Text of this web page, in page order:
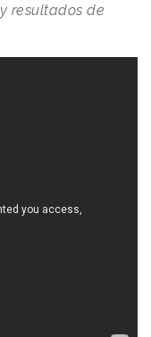
resultados de